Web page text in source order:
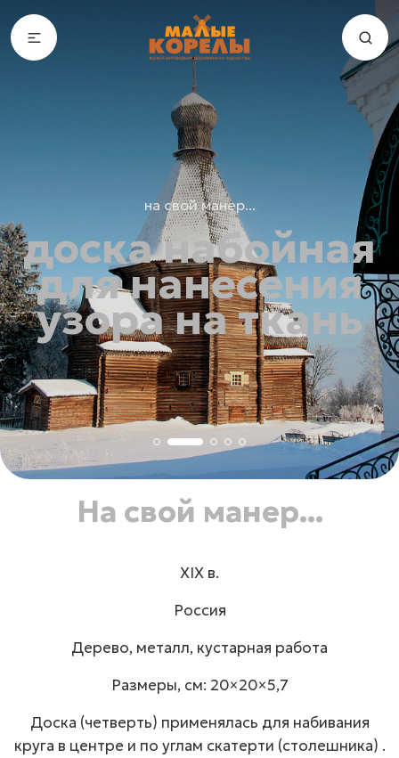
на свой манер...
доска набойная
для нанесения
узора на ткань
На свой манер...
ХIХ в.
Россия
Дерево, металл, кустарная работа
Размеры, см: 20×20×5,7
Доска (четверть) применялась для набивания
круга в центре и по углам скатерти (столешника) .